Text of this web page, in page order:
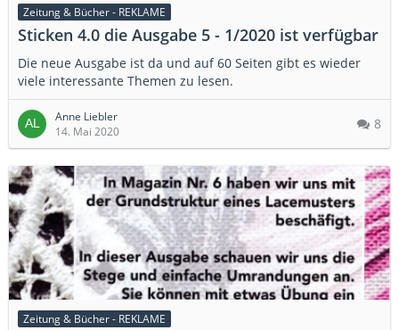
Zeitung & Bücher - REKLAME
Sticken 4.0 die Ausgabe 5 - 1/2020 ist verfügbar
Die neue Ausgabe ist da und auf 60 Seiten gibt es wieder
viele interessante Themen zu lesen.
Anne Liebler
14. Mai 2020
8
Zeitung & Bücher - REKLAME